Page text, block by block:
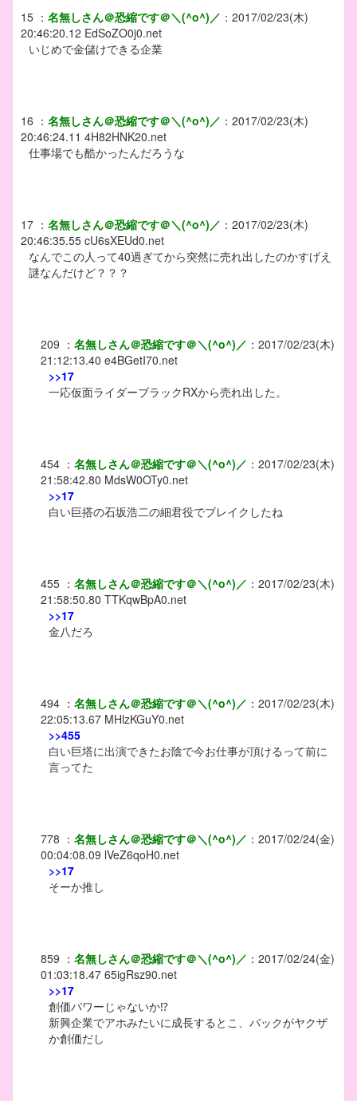
15 ： 名無しさん＠恐縮です＠＼(^o^)／ ： 2017/02/23(木)
20:46:20.12 EdSoZO0j0.net
いじめで金儲けできる企業
16 ： 名無しさん＠恐縮です＠＼(^o^)／ ： 2017/02/23(木)
20:46:24.11 4H82HNK20.net
仕事場でも酷かったんだろうな
17 ： 名無しさん＠恐縮です＠＼(^o^)／ ： 2017/02/23(木)
20:46:35.55 cU6sXEUd0.net
なんでこの人って40過ぎてから突然に売れ出したのかすげえ
謎なんだけど？？？
209 ： 名無しさん＠恐縮です＠＼(^o^)／ ： 2017/02/23(木)
21:12:13.40 e4BGetI70.net
>>17
一応仮面ライダーブラックRXから売れ出した。
454 ： 名無しさん＠恐縮です＠＼(^o^)／ ： 2017/02/23(木)
21:58:42.80 MdsW0OTy0.net
>>17
白い巨搭の石坂浩二の細君役でブレイクしたね
455 ： 名無しさん＠恐縮です＠＼(^o^)／ ： 2017/02/23(木)
21:58:50.80 TTKqwBpA0.net
>>17
金八だろ
494 ： 名無しさん＠恐縮です＠＼(^o^)／ ： 2017/02/23(木)
22:05:13.67 MHlzKGuY0.net
>>455
白い巨塔に出演できたお陰で今お仕事が頂けるって前に
言ってた
778 ： 名無しさん＠恐縮です＠＼(^o^)／ ： 2017/02/24(金)
00:04:08.09 lVeZ6qoH0.net
>>17
そーか推し
859 ： 名無しさん＠恐縮です＠＼(^o^)／ ： 2017/02/24(金)
01:03:18.47 65igRsz90.net
>>17
創価パワーじゃないか⁉
新興企業でアホみたいに成長するとこ、バックがヤクザ
か創価だし